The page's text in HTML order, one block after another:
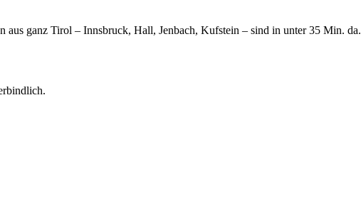
ganz Tirol – Innsbruck, Hall, Jenbach, Kufstein – sind in unter 35 Min. da.